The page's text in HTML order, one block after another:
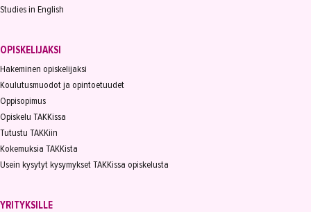
Studies in English
OPISKELIJAKSI
Hakeminen opiskelijaksi
Koulutusmuodot ja opintoetuudet
Oppisopimus
Opiskelu TAKKissa
Tutustu TAKKiin
Kokemuksia TAKKista
Usein kysytyt kysymykset TAKKissa opiskelusta
YRITYKSILLE